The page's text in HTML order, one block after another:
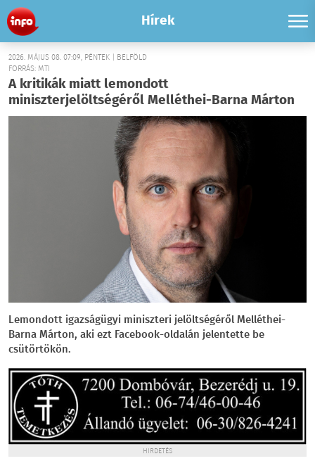
Hírek
2026. MÁJUS 08. 07:09, PÉNTEK | BELFÖLD
FORRÁS: MTI
A kritikák miatt lemondott
miniszterjelöltségéről Melléthei-Barna Márton
Lemondott igazságügyi miniszteri jelöltségéről Melléthei-
Barna Márton, aki ezt Facebook-oldalán jelentette be
csütörtökön.
HIRDETÉS